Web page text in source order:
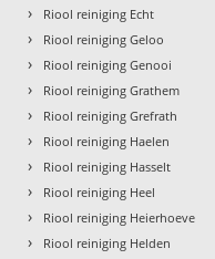
› Riool reiniging Echt
› Riool reiniging Geloo
› Riool reiniging Genooi
› Riool reiniging Grathem
› Riool reiniging Grefrath
› Riool reiniging Haelen
› Riool reiniging Hasselt
› Riool reiniging Heel
› Riool reiniging Heierhoeve
› Riool reiniging Helden